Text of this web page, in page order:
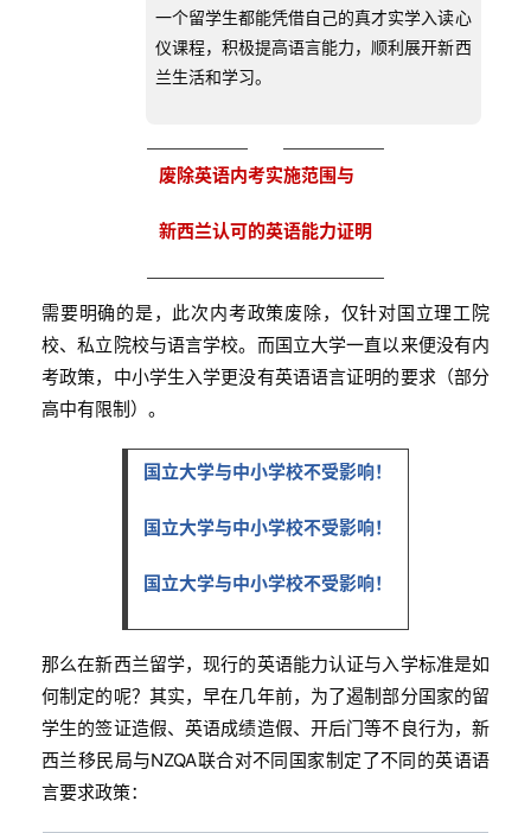
一个留学生都能凭借自己的真才实学入读心
仪课程，积极提高语言能力，顺利展开新西
兰生活和学习。
废除英语内考实施范围与
新西兰认可的英语能力证明
需要明确的是，此次内考政策废除，仅针对国立理工院
校、私立院校与语言学校。而国立大学一直以来便没有内
考政策，中小学生入学更没有英语语言证明的要求（部分
高中有限制）。
国立大学与中小学校不受影响！
国立大学与中小学校不受影响！
国立大学与中小学校不受影响！
那么在新西兰留学，现行的英语能力认证与入学标准是如
何制定的呢？其实，早在几年前，为了遏制部分国家的留
学生的签证造假、英语成绩造假、开后门等不良行为，新
西兰移民局与NZQA联合对不同国家制定了不同的英语语
言要求政策：